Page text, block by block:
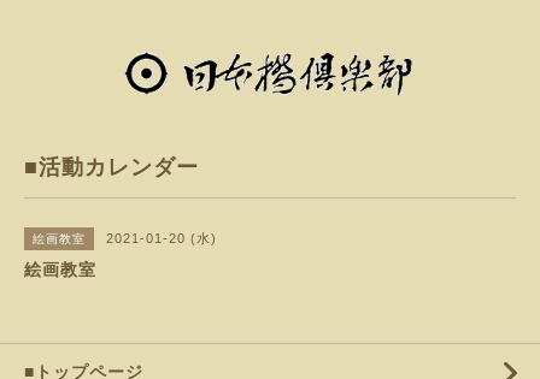
■活動カレンダー
絵画教室 2021-01-20 (水)
絵画教室
■トップページ